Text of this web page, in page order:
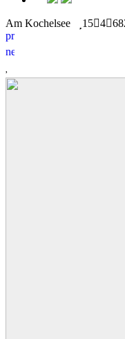
Am Kochelsee 15 4